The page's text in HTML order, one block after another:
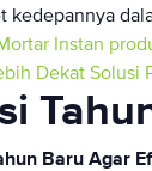
kedepannya
Instan
Dekat Solusi
Baru Agar